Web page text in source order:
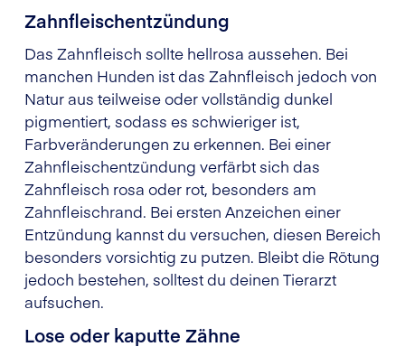
Zahnfleischentzündung
Das Zahnfleisch sollte hellrosa aussehen. Bei
manchen Hunden ist das Zahnfleisch jedoch von
Natur aus teilweise oder vollständig dunkel
pigmentiert, sodass es schwieriger ist,
Farbveränderungen zu erkennen. Bei einer
Zahnfleischentzündung verfärbt sich das
Zahnfleisch rosa oder rot, besonders am
Zahnfleischrand. Bei ersten Anzeichen einer
Entzündung kannst du versuchen, diesen Bereich
besonders vorsichtig zu putzen. Bleibt die Rötung
jedoch bestehen, solltest du deinen Tierarzt
aufsuchen.
Lose oder kaputte Zähne